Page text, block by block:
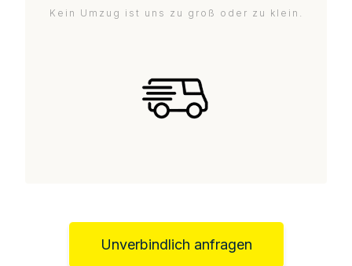
Kein Umzug ist uns zu groß oder zu klein.
Unverbindlich anfragen